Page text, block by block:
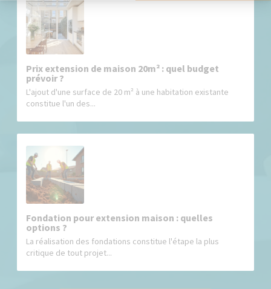
Prix extension de maison 20m² : quel budget
prévoir ?
L'ajout d'une surface de 20 m² à une habitation existante
constitue l'un des...
Fondation pour extension maison : quelles
options ?
La réalisation des fondations constitue l'étape la plus
critique de tout projet...